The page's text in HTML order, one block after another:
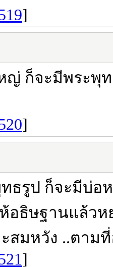
]
ญ่ ก็จะมีพระพุ
]
ธรูป ก็จะมีบ่อ
อธิษฐานแล้ว
สมหวัง ..ตาม
]